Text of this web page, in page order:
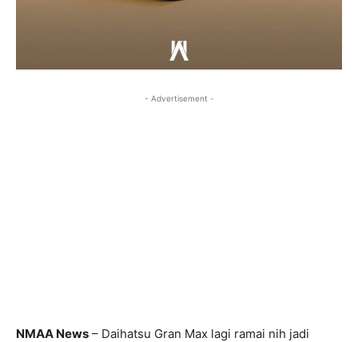
- Advertisement -
NMAA News – Daihatsu Gran Max lagi ramai nih jadi